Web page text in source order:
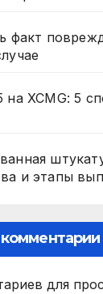
факт
на XCMG: 5
и этапы
для